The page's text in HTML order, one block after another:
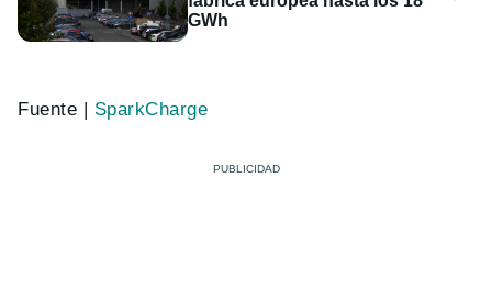
GWh
Fuente | SparkCharge